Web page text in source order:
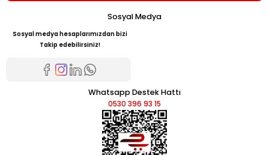
Sosyal Medya
Sosyal medya hesaplarımızdan bizi
Takip edebilirsiniz!
Whatsapp Destek Hattı
0530 396 93 15